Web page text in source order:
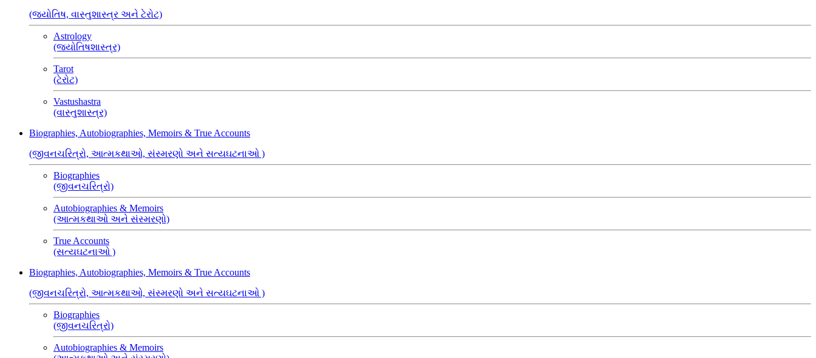
(જ્યોતિષ, વાસ્તુશાસ્ત્ર અને ટેરોટ)
Astrology
(જ્યોતિષશાસ્ત્ર)
Tarot
(ટેરોટ)
Vastushastra
(વાસ્તુશાસ્ત્ર)
Biographies, Autobiographies, Memoirs & True Accounts
(જીવનચરિત્રો, આત્મકથાઓ, સંસ્મરણો અને સત્યઘટનાઓ )
Biographies
(જીવનચરિત્રો)
Autobiographies & Memoirs
(આત્મકથાઓ અને સંસ્મરણો)
True Accounts
(સત્યઘટનાઓ )
Biographies, Autobiographies, Memoirs & True Accounts
(જીવનચરિત્રો, આત્મકથાઓ, સંસ્મરણો અને સત્યઘટનાઓ )
Biographies
(જીવનચરિત્રો)
Autobiographies & Memoirs